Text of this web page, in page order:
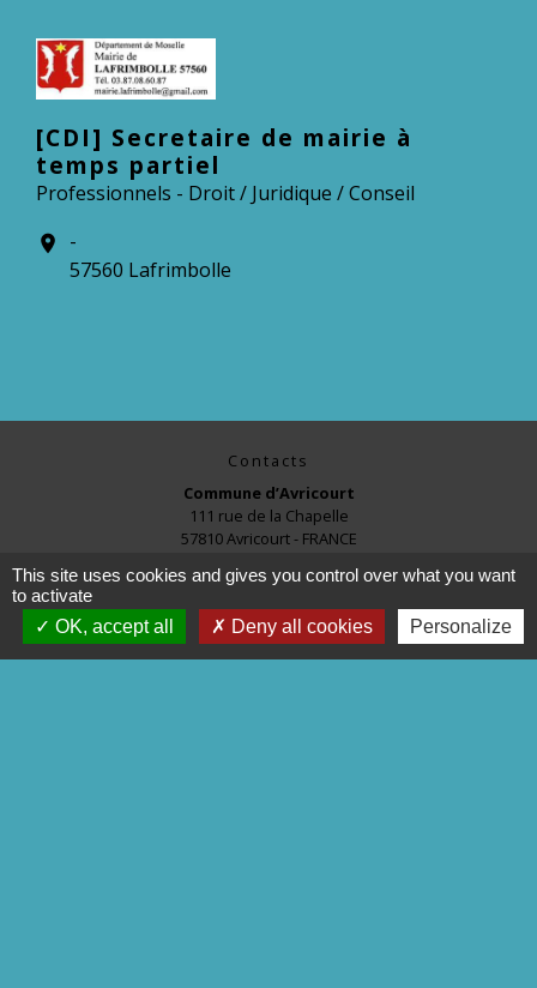
[CDI] Secretaire de mairie à
temps partiel
Professionnels - Droit / Juridique / Conseil
location_on
-
57560 Lafrimbolle
Contacts
Commune d’Avricourt
111 rue de la Chapelle
57810 Avricourt - FRANCE
This site uses cookies and gives you control over what you want
to activate
OK, accept all
Deny all cookies Personalize